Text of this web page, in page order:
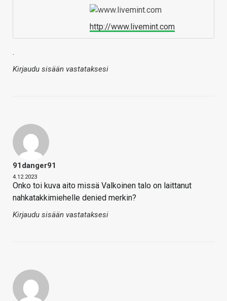
http://www.livemint.com
.
Kirjaudu sisään vastataksesi
91danger91
4.12.2023
Onko toi kuva aito missä Valkoinen talo on laittanut
nahkatakkimiehelle denied merkin?
Kirjaudu sisään vastataksesi